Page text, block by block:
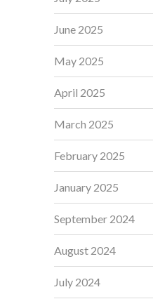
June 2025
May 2025
April 2025
March 2025
February 2025
January 2025
September 2024
August 2024
July 2024